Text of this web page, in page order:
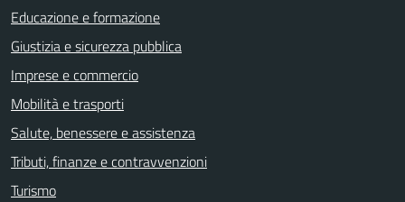
Educazione e formazione
Giustizia e sicurezza pubblica
Imprese e commercio
Mobilità e trasporti
Salute, benessere e assistenza
Tributi, finanze e contravvenzioni
Turismo